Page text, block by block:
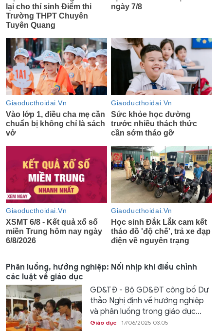
Phân luồng, hướng nghiệp: Nối nhịp khi điều chỉnh
các luật về giáo dục
GD&TĐ - Bộ GD&ĐT công bố Dự
thảo Nghị định về hướng nghiệp
và phân luồng trong giáo dục...
Giáo dục 17/06/2025 03:05